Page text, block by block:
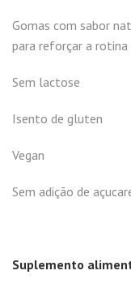
Gomas com sabor
para reforçar a rotina
Sem lactose
Isento de gluten
Vegan
Sem adição de
Suplemento